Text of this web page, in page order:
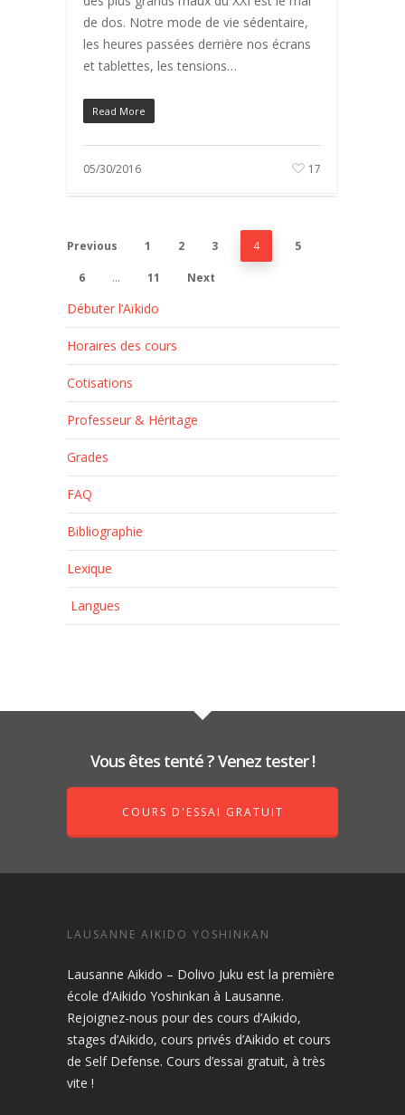
de dos. Notre mode de vie sédentaire,
les heures passées derrière nos écrans
et tablettes, les tensions…
Read More
05/30/2016 17
Previous 1 2 3 4 5
6 … 11 Next
Débuter l’Aïkido
Horaires des cours
Cotisations
Professeur & Héritage
Grades
FAQ
Bibliographie
Lexique
Langues
Vous êtes tenté ? Venez tester !
COURS D'ESSAI GRATUIT
LAUSANNE AIKIDO YOSHINKAN
Lausanne Aikido – Dolivo Juku est la première
école d’Aikido Yoshinkan à Lausanne.
Rejoignez-nous pour des cours d’Aikido,
stages d’Aikido, cours privés d’Aikido et cours
de Self Defense. Cours d’essai gratuit, à très
vite !